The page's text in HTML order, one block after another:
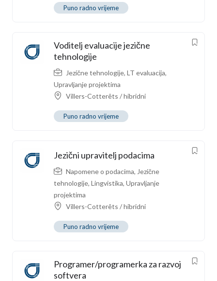
Puno radno vrijeme
Voditelj evaluacije jezične
tehnologije
Jezične tehnologije, LT evaluacija,
Upravljanje projektima
Villers-Cotterêts / hibridni
Puno radno vrijeme
Jezični upravitelj podacima
Napomene o podacima, Jezične
tehnologije, Lingvistika, Upravljanje
projektima
Villers-Cotterêts / hibridni
Puno radno vrijeme
Programer/programerka za razvoj
softvera